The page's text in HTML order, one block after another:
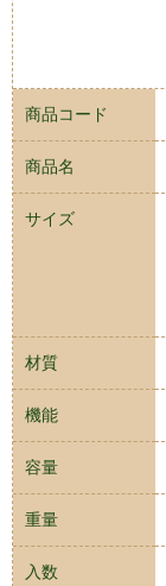
商品コード
商品名
サイズ
材質
機能
容量
重量
入数